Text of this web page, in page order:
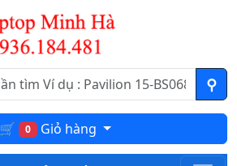
🛒 0 Giỏ hàng